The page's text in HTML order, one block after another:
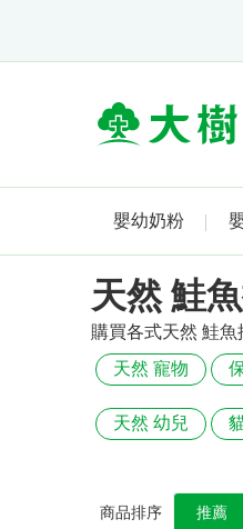
嬰幼奶粉
天然 鮭
購買各式天然 鮭
天然 寵物
天然 幼兒
商品排序 推薦